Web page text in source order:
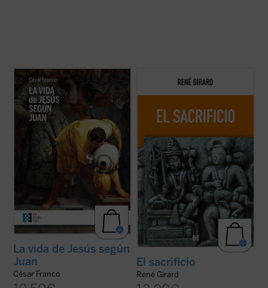
Este ensayo de Mons. César Franco ofrece
con estilo diáfano y apasionado una
introducción a la vida de Jesús narrada en
el evangelio de Juan, que permite al lector
acceder al texto sin complicaciones.
Dividido en dos partes, la primera ...
La vida de Jesús según
Juan
César Franco
Esta nueva edición, publicada a modo de
conmemoración por el centenario del
girardiano, pues el sacrificio no es un tema
cualquiera de la antropología o de la ...
El sacrificio
René Girard